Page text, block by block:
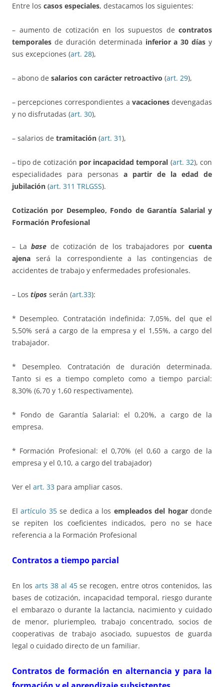
Entre los casos especiales, destacamos los siguientes:
– aumento de cotización en los supuestos de contratos
temporales de duración determinada inferior a 30 días y
sus excepciones (art. 28),
– abono de salarios con carácter retroactivo (art. 29),
– percepciones correspondientes a vacacionesdevengadas
y no disfrutadas (art. 30),
– salarios de tramitación (art. 31),
– tipo de cotización por incapacidad temporal (art. 32), con
especialidades para personas a partir de la edad de
jubilación (art. 311 TRLGSS).
Cotización por Desempleo, Fondo de Garantía Salarial y
Formación Profesional
– La base de cotización de los trabajadores porcuenta
ajena será la correspondiente a las contingencias de
accidentes de trabajo y enfermedades profesionales.
– Los tipos serán (art.33):
* Desempleo. Contratación indefinida: 7,05%, del que el
5,50% será a cargo de la empresa y el 1,55%, a cargo del
trabajador.
* Desempleo. Contratación de duración determinada.
Tanto si es a tiempo completo como a tiempo parcial:
8,30% (6,70 y 1,60 respectivamente).
* Fondo de Garantía Salarial: el 0,20%, a cargo de la
empresa.
* Formación Profesional: el 0,70% (el 0,60 a cargo de la
empresa y el 0,10, a cargo del trabajador)
Ver el art. 33 para ampliar casos.
Elartículo 35se dedica a los empleados del hogardonde
se repiten los coeficientes indicados, pero no se hace
referencia a la Formación Profesional
Contratos a tiempo parcial
En los arts 38 al 45se recogen, entre otros contenidos, las
bases de cotización, incapacidad temporal, riesgo durante
el embarazo o durante la lactancia, nacimiento y cuidado
de menor, pluriempleo, trabajo concentrado, socios de
cooperativas de trabajo asociado, supuestos de guarda
legal o cuidado directo de un familiar.
Contratos de formación en alternancia y para la